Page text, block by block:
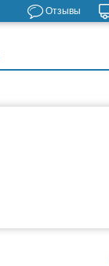
Отзывы